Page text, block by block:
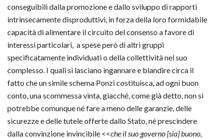
conseguibili dalla promozione e dallo sviluppo di rapporti
intrinsecamente disproduttivi, in forza della loro formidabile
capacità di alimentare il circuito del consenso a favore di
interessi particolari, a spese però di altri gruppi
specificatamente individuati o della collettività nel suo
complesso. I quali si lasciano ingannare e blandire circa il
fatto che un simile schema Ponzi costituisca, ad ogni buon
conto, una scommessa vinta, giacché, come già detto, non si
potrebbe comunque né fare a meno delle garanzie, delle
sicurezze e delle tutele offerte dallo Stato, né prescindere
dalla convinzione invincibile <<che il suo governo [sia] buono,